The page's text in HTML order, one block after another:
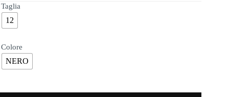
Taglia
12
Colore
NERO